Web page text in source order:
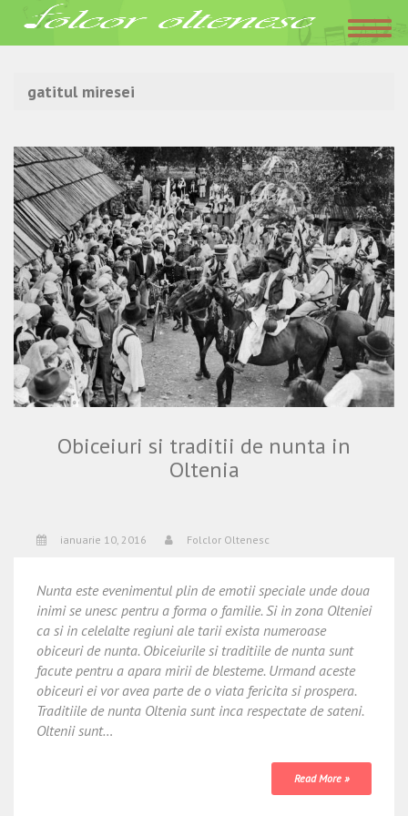
Acasa»gatitul miresei
gatitul miresei
Obiceiuri si traditii de nunta in
Oltenia
ianuarie 10, 2016 Folclor Oltenesc
Nunta este evenimentul plin de emotii speciale unde doua
inimi se unesc pentru a forma o familie. Si in zona Olteniei
ca si in celelalte regiuni ale tarii exista numeroase
obiceuri de nunta. Obiceiurile si traditiile de nunta sunt
facute pentru a apara mirii de blesteme. Urmand aceste
obiceuri ei vor avea parte de o viata fericita si prospera.
Traditiile de nunta Oltenia sunt inca respectate de sateni.
Oltenii sunt…
Read More »